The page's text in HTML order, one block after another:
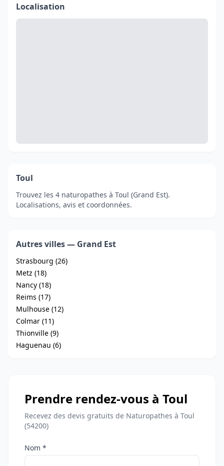
Localisation
Toul
Trouvez les 4 naturopathes à Toul (Grand Est).
Localisations, avis et coordonnées.
Autres villes — Grand Est
Strasbourg (26)
Metz (18)
Nancy (18)
Reims (17)
Mulhouse (12)
Colmar (11)
Thionville (9)
Haguenau (6)
Prendre rendez-vous à Toul
Recevez des devis gratuits de Naturopathes à Toul
(54200)
Nom *